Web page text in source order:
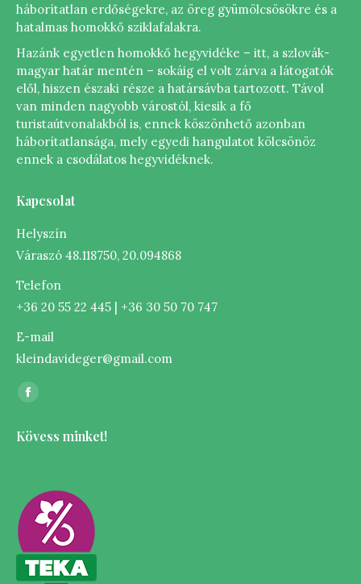
háborítatlan erdőségekre, az öreg gyümölcsösökre és a
hatalmas homokkő sziklafalakra.
Hazánk egyetlen homokkő hegyvidéke – itt, a szlovák-
magyar határ mentén – sokáig el volt zárva a látogatók
elől, hiszen északi része a határsávba tartozott. Távol
van minden nagyobb várostól, kiesik a fő
turistaútvonalakból is, ennek köszönhető azonban
háborítatlansága, mely egyedi hangulatot kölcsönöz
ennek a csodálatos hegyvidéknek.
Kapcsolat
Helyszín
Váraszó 48.118750, 20.094868
Telefon
+36 20 55 22 445 | +36 30 50 70 747
E-mail
kleindavideger@gmail.com
Itt vagyunk elérhetőek:
Facebook
opens
window
Kövess minket!